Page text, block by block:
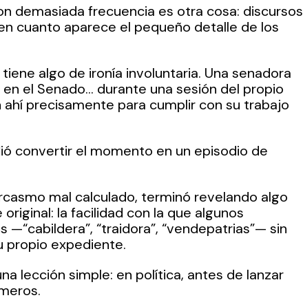
demasiada frecuencia es otra cosa: discursos
cuanto aparece el pequeño detalle de los
algo de ironía involuntaria. Una senadora
el Senado… durante una sesión del propio
precisamente para cumplir con su trabajo
convertir el momento en un episodio de
mal calculado, terminó revelando algo
la facilidad con la que algunos
“traidora”, “vendepatrias”— sin
propio expediente.
lección simple: en política, antes de lanzar